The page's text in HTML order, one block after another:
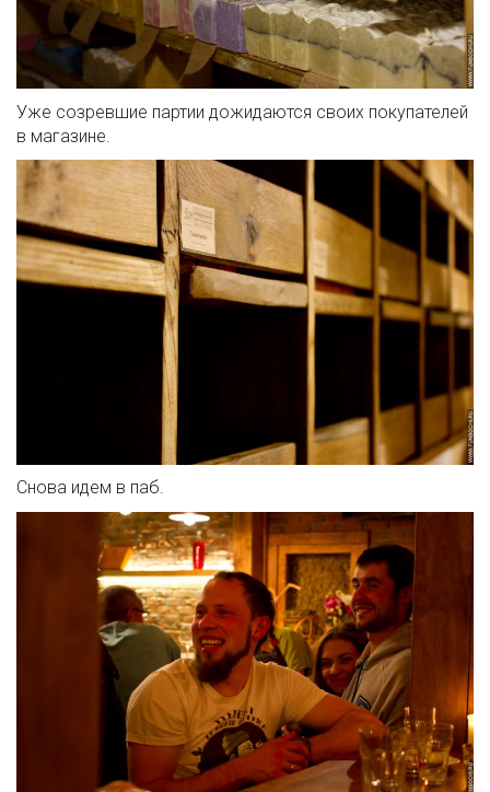
Уже созревшие партии дожидаются своих покупателей
в магазине.
Снова идем в паб.